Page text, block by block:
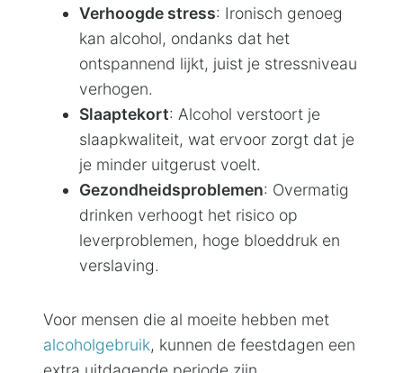
Verhoogde stress: Ironisch genoeg
kan alcohol, ondanks dat het
ontspannend lijkt, juist je stressniveau
verhogen.
Slaaptekort: Alcohol verstoort je
slaapkwaliteit, wat ervoor zorgt dat je
je minder uitgerust voelt.
Gezondheidsproblemen: Overmatig
drinken verhoogt het risico op
leverproblemen, hoge bloeddruk en
verslaving.
Voor mensen die al moeite hebben met
alcoholgebruik, kunnen de feestdagen een